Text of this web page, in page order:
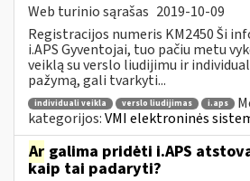
Web turinio sąrašas 2019-10-09
Registracijos numeris KM2450 Ši
i.APS Gyventojai, tuo pačiu metu
veiklą su verslo liudijimu ir
pažymą, gali tvarkyti...
individuali veikla verslo liudijimas i.aps
kategorijos:VMI elektroninės
Ar galima pridėti i.APS
kaip tai padaryti?